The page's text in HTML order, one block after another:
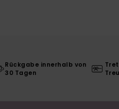
Rückgabe innerhalb von
30 Tagen